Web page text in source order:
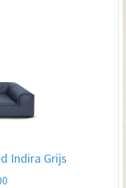
Indira Grijs